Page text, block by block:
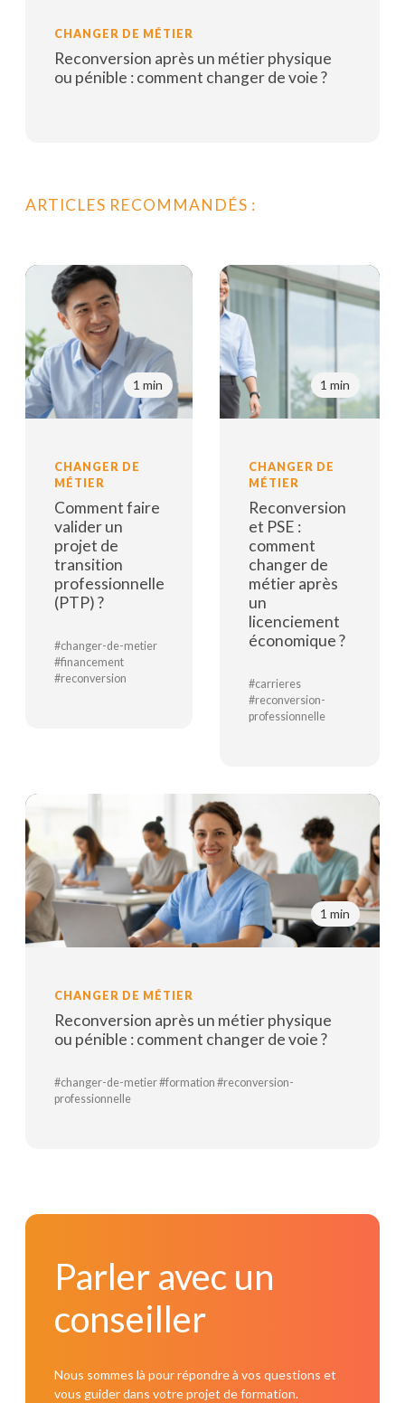
CHANGER DE MÉTIER
Reconversion après un métier physique
ou pénible : comment changer de voie ?
ARTICLES RECOMMANDÉS :
1 min
CHANGER DE
MÉTIER
Comment faire
valider un
projet de
transition
professionnelle
(PTP) ?
#changer-de-metier
#financement
#reconversion
1 min
CHANGER DE
MÉTIER
Reconversion
et PSE :
comment
changer de
métier après
un
licenciement
économique ?
#carrieres
#reconversion-
professionnelle
1 min
CHANGER DE MÉTIER
Reconversion après un métier physique
ou pénible : comment changer de voie ?
#changer-de-metier #formation #reconversion-
professionnelle
Parler avec un
conseiller
Nous sommes là pour répondre à vos questions et
vous guider dans votre projet de formation.